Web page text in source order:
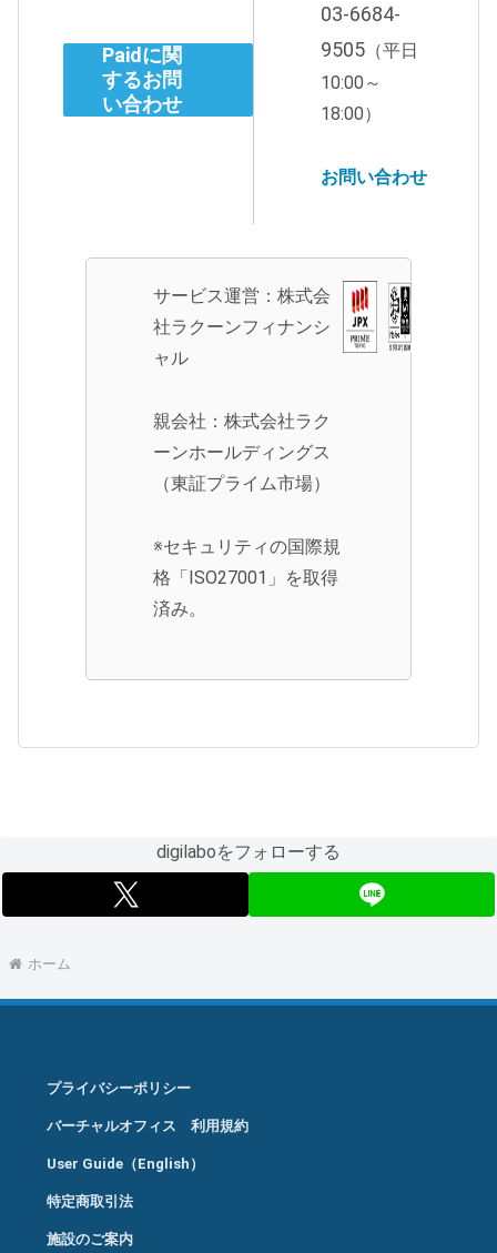
Paidに関
するお問
い合わせ
03-6684-
9505 （平日
10:00～
18:00）
お問い合わせ
サービス運営：株式会
社ラクーンフィナンシ
ャル
親会社：株式会社ラク
ーンホールディングス
（東証プライム市場）
※セキュリティの国際規
格「ISO27001」を取得
済み。
digilaboをフォローする
ホーム
プライバシーポリシー
バーチャルオフィス 利用規約
User Guide（English）
特定商取引法
施設のご案内